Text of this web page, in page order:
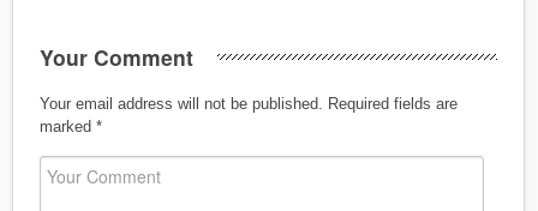
Your Comment
Your email address will not be published.
Required fields are
marked *